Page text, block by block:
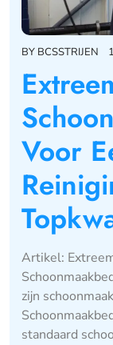
BY BCSSTRIJEN
Voor
Artikel:
zijn
standaard